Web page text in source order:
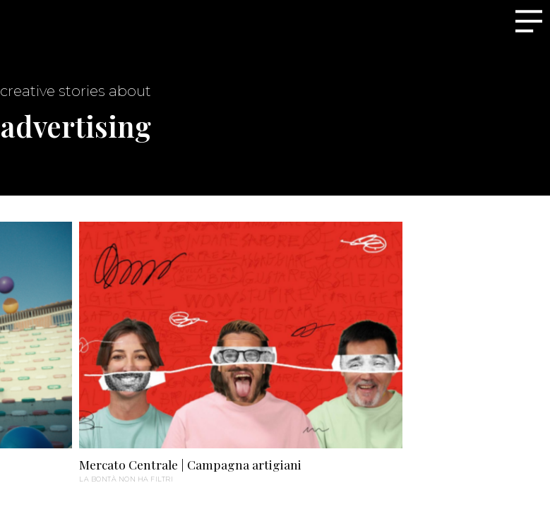
creative stories about
advertising
Mercato Centrale | Campagna artigiani
LA BONTÀ NON HA FILTRI